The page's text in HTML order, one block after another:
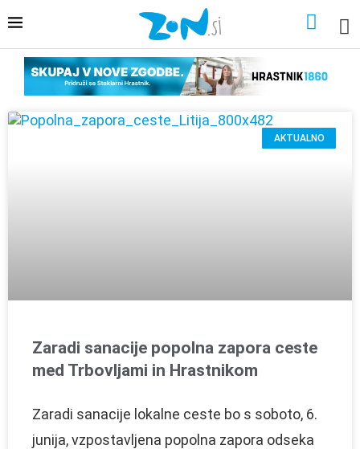
AKTUALNO
Zaradi sanacije popolna zapora ceste
med Trbovljami in Hrastnikom
Zaradi sanacije lokalne ceste bo s soboto, 6.
junija, vzpostavljena popolna zapora odseka